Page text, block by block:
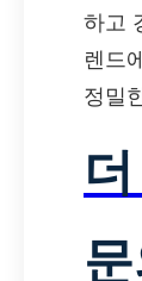
하고
렌드
정밀